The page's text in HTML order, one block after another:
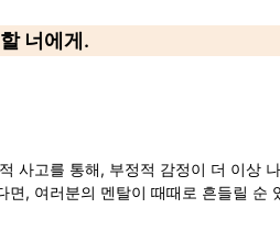
너에게.
사고를 통해, 부정적 감정이 더 이상
면, 여러분의 멘탈이 때때로 흔들릴 순